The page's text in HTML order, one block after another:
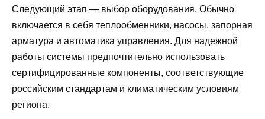
Следующий этап — выбор оборудования. Обычно
включается в себя теплообменники, насосы, запорная
арматура и автоматика управления. Для надежной
работы системы предпочтительно использовать
сертифицированные компоненты, соответствующие
российским стандартам и климатическим условиям
региона.